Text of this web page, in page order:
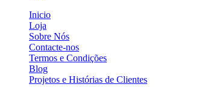
Inicio
Loja
Sobre Nós
Contacte-nos
Termos e Condições
Blog
Projetos e Histórias de Clientes